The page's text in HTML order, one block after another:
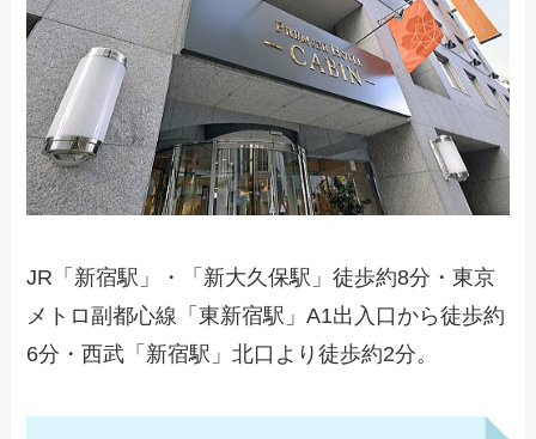
JR「新宿駅」・「新大久保駅」徒歩約8分・東京
メトロ副都心線「東新宿駅」A1出入口から徒歩約
6分・西武「新宿駅」北口より徒歩約2分。